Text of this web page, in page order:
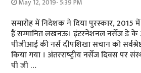
May 12, 2019- 5:39 PM
समारोह में निदेशक ने दिया पुरस्‍कार,
हैं सम्‍मानित लखनऊ। इंटरनेशनल नर्सेज डे
पीजीआई की नर्स दीपशिखा सचान को
किया गया । अंतरराष्‍ट्रीय नर्सेज दिवस पर
पी जी …